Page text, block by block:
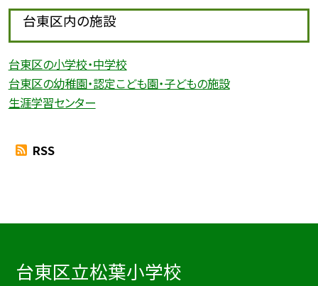
台東区内の施設
台東区の小学校・中学校
台東区の幼稚園・認定こども園・子どもの施設
生涯学習センター
RSS
台東区立松葉小学校